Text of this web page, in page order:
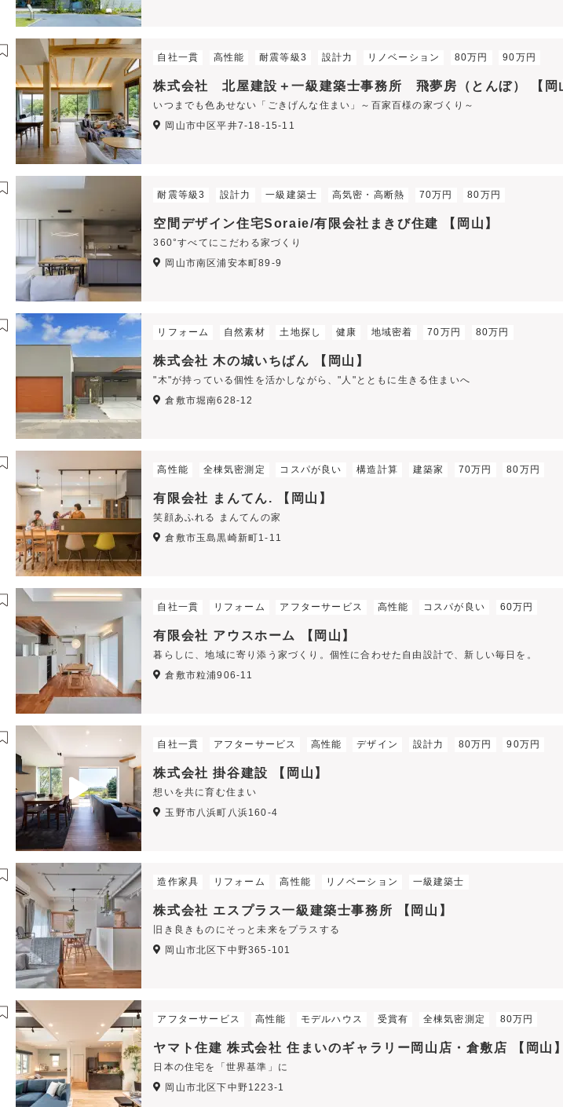
自社一貫 高性能 耐震等級3 設計力 リノベーション 80万円 90万円
株式会社 北屋建設＋一級建築士事務所 飛夢房（とんぼ） 【岡
いつまでも色あせない「ごきげんな住まい」～百家百様の家づくり～
岡山市中区平井7-18-15-11
耐震等級3 設計力 一級建築士 高気密・高断熱 70万円 80万円
空間デザイン住宅Soraie/有限会社まきび住建 【岡山】
360°すべてにこだわる家づくり
岡山市南区浦安本町89-9
リフォーム 自然素材 土地探し 健康 地域密着 70万円 80万円
株式会社 木の城いちばん 【岡山】
"木"が持っている個性を活かしながら、"人"とともに生きる住まいへ
倉敷市堀南628-12
高性能 全棟気密測定 コスパが良い 構造計算 建築家 70万円 80万円
有限会社 まんてん. 【岡山】
笑顔あふれる まんてんの家
倉敷市玉島黒崎新町1-11
自社一貫 リフォーム アフターサービス 高性能 コスパが良い 60万円
有限会社 アウスホーム 【岡山】
暮らしに、地域に寄り添う家づくり。個性に合わせた自由設計で、新しい毎日を。
倉敷市粒浦906-11
自社一貫 アフターサービス 高性能 デザイン 設計力 80万円 90万円
株式会社 掛谷建設 【岡山】
想いを共に育む住まい
玉野市八浜町八浜160-4
造作家具 リフォーム 高性能 リノベーション 一級建築士
株式会社 エスプラス一級建築士事務所 【岡山】
旧き良きものにそっと未来をプラスする
岡山市北区下中野365-101
アフターサービス 高性能 モデルハウス 受賞有 全棟気密測定 80万円
ヤマト住建 株式会社 住まいのギャラリー岡山店・倉敷店 【岡山】
日本の住宅を「世界基準」に
岡山市北区下中野1223-1